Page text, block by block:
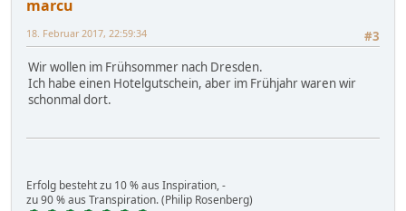
marcu
#3
18. Februar 2017, 22:59:34
Wir wollen im Frühsommer nach Dresden.
Ich habe einen Hotelgutschein, aber im Frühjahr waren wir
schonmal dort.
Erfolg besteht zu 10 % aus Inspiration, -
zu 90 % aus Transpiration. (Philip Rosenberg)